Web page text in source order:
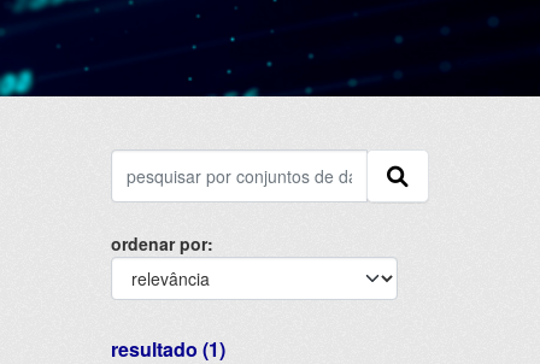
ordenar por
resultado (1)